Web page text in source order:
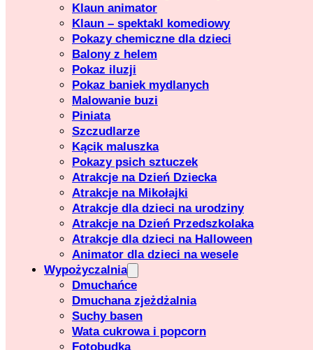
Klaun animator
Klaun – spektakl komediowy
Pokazy chemiczne dla dzieci
Balony z helem
Pokaz iluzji
Pokaz baniek mydlanych
Malowanie buzi
Piniata
Szczudlarze
Kącik maluszka
Pokazy psich sztuczek
Atrakcje na Dzień Dziecka
Atrakcje na Mikołajki
Atrakcje dla dzieci na urodziny
Atrakcje na Dzień Przedszkolaka
Atrakcje dla dzieci na Halloween
Animator dla dzieci na wesele
Wypożyczalnia
Dmuchańce
Dmuchana zjeżdżalnia
Suchy basen
Wata cukrowa i popcorn
Fotobudka